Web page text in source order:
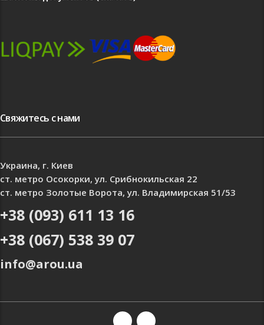
Свяжитесь с нами
Украина, г. Киев
ст. метро Осокорки, ул. Срибнокильская 22
ст. метро Золотые Ворота, ул. Владимирская 51/53
+38 (093) 611 13 16
+38 (067) 538 39 07
info@arou.ua